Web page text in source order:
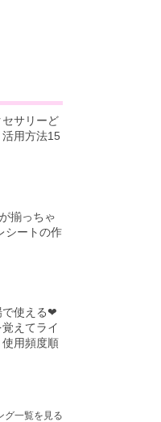
サリーど
用方法15
揃っちゃ
シートの作
で使える❤
覚えてライ
用頻度順
グ一覧を見る